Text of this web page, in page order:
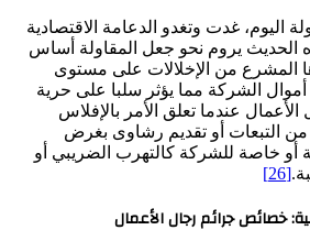
اليوم، غدت وتغدو الدعامة الاقتصادية
الحديث يروم نحو جعل المقاولة أساس
المشرع من الإخلالات على مستوى
أموال الشركة مما يؤثر سلبا على حرية
عندما تعلق الأمر بالإفلاس
من التبعات أو تقديم رشاوى بغرض
أو خاصة للشركة كالتهرب الضريبي أو
[26]
خصائص جرائم رجال الأعمال